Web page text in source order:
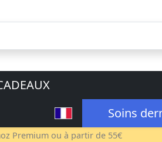
Soins
Premium ou à partir de 55€